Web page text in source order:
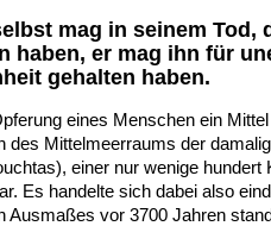
mag in seinem Tod,
haben, er mag ihn für
gehalten haben.
eines Menschen ein
des Mittelmeerraums der
einer nur wenige
Es handelte sich dabei also
Ausmaßes vor 3700 Jahren